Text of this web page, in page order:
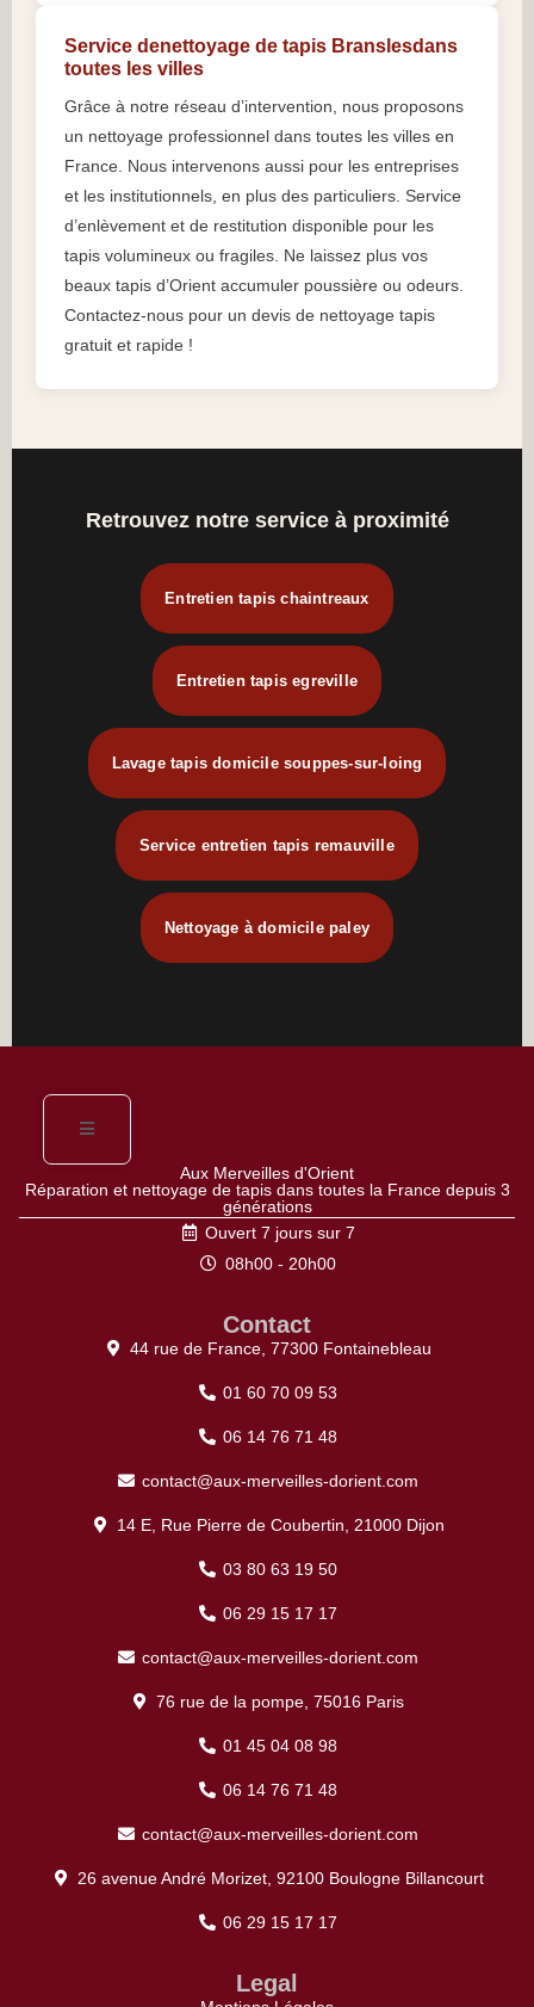
Service denettoyage de tapis Branslesdans
toutes les villes
Grâce à notre réseau d’intervention, nous proposons
un nettoyage professionnel dans toutes les villes en
France. Nous intervenons aussi pour les entreprises
et les institutionnels, en plus des particuliers. Service
d’enlèvement et de restitution disponible pour les
tapis volumineux ou fragiles. Ne laissez plus vos
beaux tapis d’Orient accumuler poussière ou odeurs.
Contactez-nous pour un devis de nettoyage tapis
gratuit et rapide !
Retrouvez notre service à proximité
Entretien tapis chaintreaux
Entretien tapis egreville
Lavage tapis domicile souppes-sur-loing
Service entretien tapis remauville
Nettoyage à domicile paley
Aux Merveilles d'Orient
Réparation et nettoyage de tapis dans toutes la France depuis 3
générations
Ouvert 7 jours sur 7
08h00 - 20h00
Contact
44 rue de France, 77300 Fontainebleau
01 60 70 09 53
06 14 76 71 48
contact@aux-merveilles-dorient.com
14 E, Rue Pierre de Coubertin, 21000 Dijon
03 80 63 19 50
06 29 15 17 17
contact@aux-merveilles-dorient.com
76 rue de la pompe, 75016 Paris
01 45 04 08 98
06 14 76 71 48
contact@aux-merveilles-dorient.com
26 avenue André Morizet, 92100 Boulogne Billancourt
06 29 15 17 17
Legal